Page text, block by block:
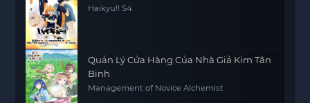
Haikyu!! S4
Quản Lý Cửa Hàng Của Nhà Giả Kim Tân
Binh
Management of Novice Alchemist